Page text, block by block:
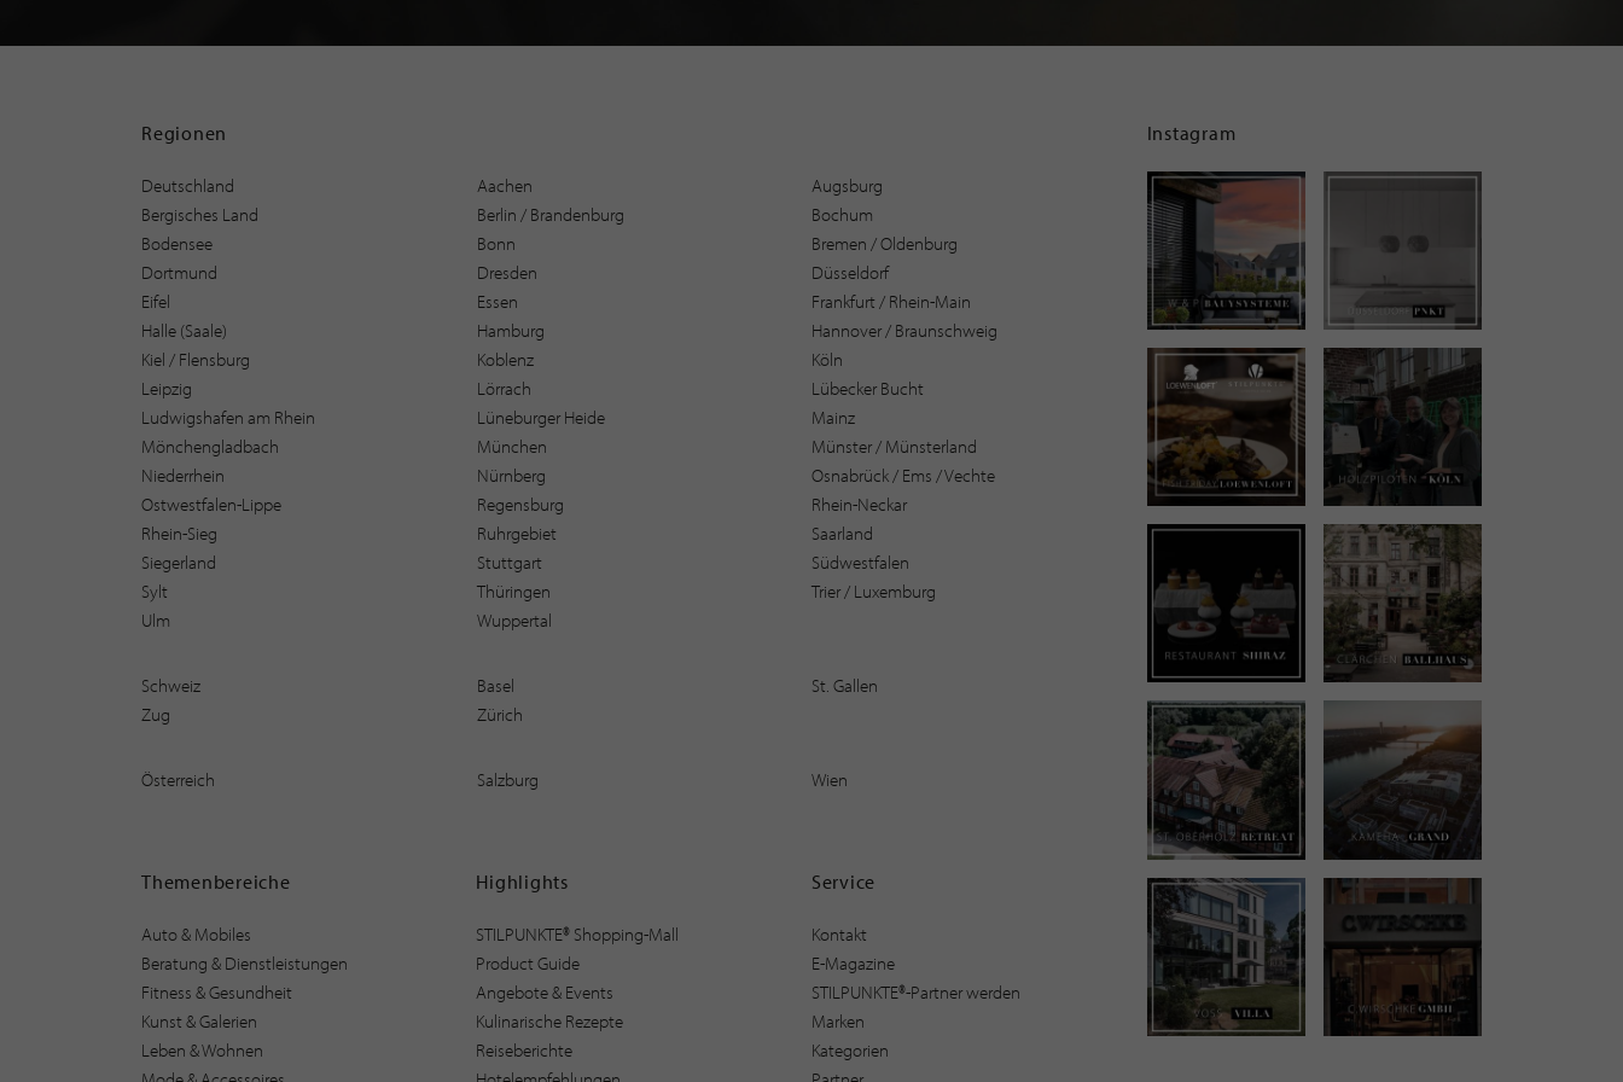
Regionen
Deutschland Aachen
Augsburg
Bergisches Land
Berlin / Brandenburg
Bochum
Bodensee
Bonn
Bremen / Oldenburg
Dortmund
Dresden
Düsseldorf
Eifel
Essen
Frankfurt / Rhein-Main
Halle (Saale)
Hamburg
Hannover / Braunschweig
Kiel / Flensburg
Koblenz
Köln
Leipzig
Lörrach
Lübecker Bucht
Ludwigshafen am Rhein
Lüneburger Heide
Mainz
Mönchengladbach
München
Münster / Münsterland
Niederrhein
Nürnberg
Osnabrück / Ems / Vechte
Ostwestfalen-Lippe
Regensburg
Rhein-Neckar
Rhein-Sieg
Ruhrgebiet
Saarland
Siegerland
Stuttgart
Südwestfalen
Sylt
Thüringen
Trier / Luxemburg
Ulm
Wuppertal
Schweiz Basel
St. Gallen
Zug
Zürich
Österreich Salzburg Wien
Themenbereiche
Auto & Mobiles
Beratung & Dienstleistungen
Fitness & Gesundheit
Kunst & Galerien
Leben & Wohnen
Highlights
STILPUNKTE® Shopping-Mall
Product Guide
Angebote & Events
Kulinarische Rezepte
Reiseberichte
Service
Kontakt
E-Magazine
STILPUNKTE®-Partner werden
Marken
Kategorien
Instagram